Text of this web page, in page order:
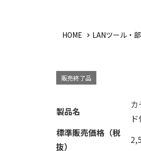
HOME LANツール・
販売終了品
製品名
標準販売価格（税
抜）